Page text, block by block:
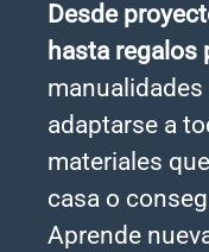
Desde
hasta regalos
adaptarse a
materiales
casa o
Aprende